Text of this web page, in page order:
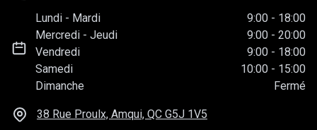
Lundi - Mardi 9:00 - 18:00
Mercredi -Jeudi 9:00 - 20:00
Vendredi
9:00 - 18:00
Samedi
10:00 - 15:00
Dimanche
Fermé
38 Rue Proulx, Amqui, QC G5J 1V5